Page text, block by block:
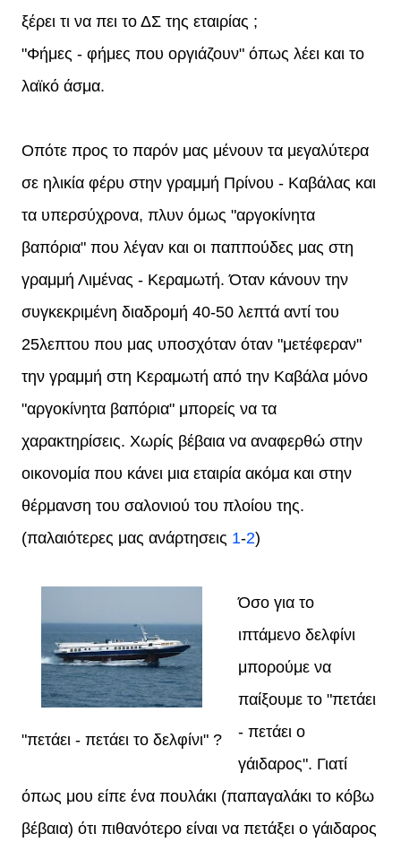
ξέρει τι να πει το ΔΣ της εταιρίας ;
"Φήμες - φήμες που οργιάζουν" όπως λέει και το
λαϊκό άσμα.
Οπότε προς το παρόν μας μένουν τα μεγαλύτερα
σε ηλικία φέρυ στην γραμμή Πρίνου - Καβάλας και
τα υπερσύχρονα, πλυν όμως "αργοκίνητα
βαπόρια" που λέγαν και οι παππούδες μας στη
γραμμή Λιμένας - Κεραμωτή. Όταν κάνουν την
συγκεκριμένη διαδρομή 40-50 λεπτά αντί του
25λεπτου που μας υποσχόταν όταν "μετέφεραν"
την γραμμή στη Κεραμωτή από την Καβάλα μόνο
"αργοκίνητα βαπόρια" μπορείς να τα
χαρακτηρίσεις. Χωρίς βέβαια να αναφερθώ στην
οικονομία που κάνει μια εταιρία ακόμα και στην
θέρμανση του σαλονιού του πλοίου της.
(παλαιότερες μας ανάρτησεις 1-2)
"πετάει - πετάει το δελφίνι" ?
Όσο για το
ιπτάμενο δελφίνι
μπορούμε να
παίξουμε το "πετάει
- πετάει ο
γάιδαρος". Γιατί
όπως μου είπε ένα πουλάκι (παπαγαλάκι το κόβω
βέβαια) ότι πιθανότερο είναι να πετάξει ο γάιδαρος